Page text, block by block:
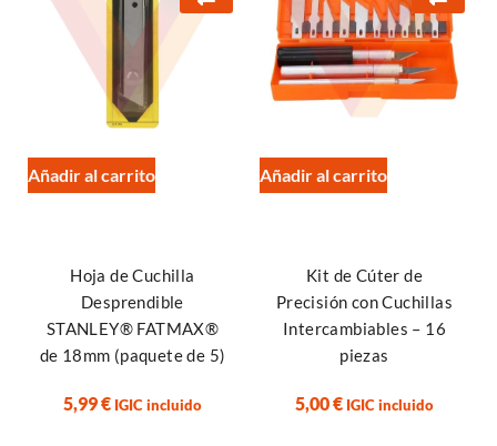
Añadir al carrito
Hoja de Cuchilla
Desprendible
STANLEY® FATMAX®
de 18mm (paquete de 5)
5,99€ IGIC incluido
Añadir al carrito
Kit de Cúter de
Precisión con Cuchillas
Intercambiables – 16
piezas
5,00€ IGIC incluido